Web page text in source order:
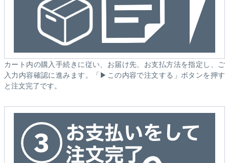
カート内の購入手続きに従い、お届け先、お支払方法を指定し、ご
入力内容確認に進みます。「▶この内容で注文する」ボタンを押す
と注文完了です。